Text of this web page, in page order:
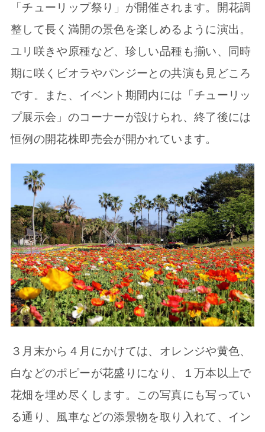
「チューリップ祭り」が開催されます。開花調
整して長く満開の景色を楽しめるように演出。
ユリ咲きや原種など、珍しい品種も揃い、同時
期に咲くビオラやパンジーとの共演も見どころ
です。また、イベント期間内には「チューリッ
プ展示会」のコーナーが設けられ、終了後には
恒例の開花株即売会が開かれています。
３月末から４月にかけては、オレンジや黄色、
白などのポピーが花盛りになり、１万本以上で
花畑を埋め尽くします。この写真にも写ってい
る通り、風車などの添景物を取り入れて、イン